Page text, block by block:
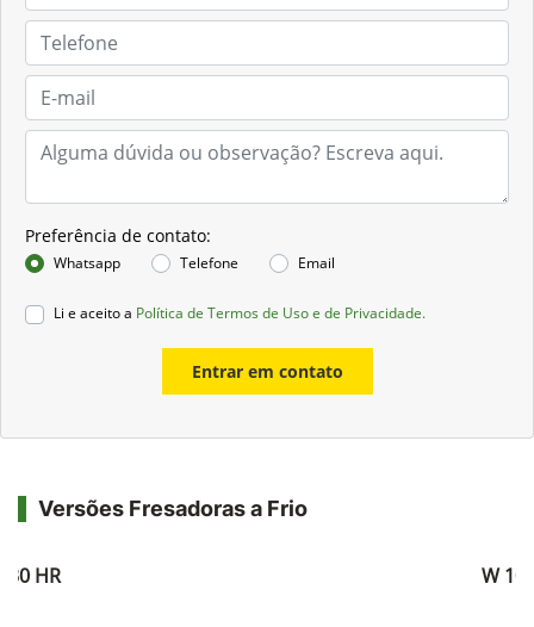
Preferência de contato:
Whatsapp Telefone Email
Li e aceito a Política de Termos de Uso e de Privacidade.
Entrar em contato
Versões Fresadoras a Frio
HR W